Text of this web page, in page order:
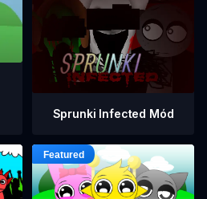
Sprunki Infected Mód